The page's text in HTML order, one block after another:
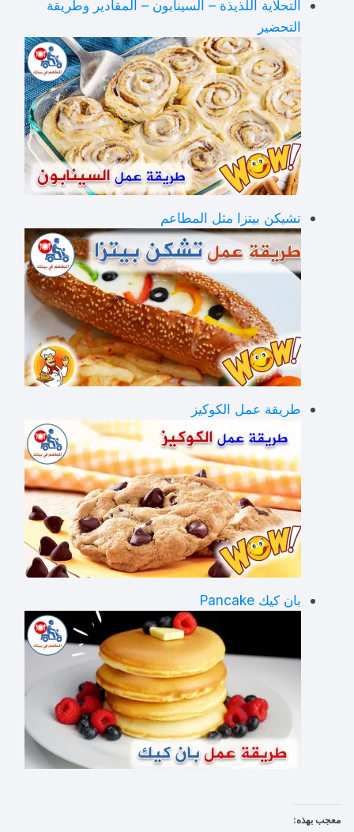
التحلاية اللذيذة – السينابون – المقادير وطريقة
التحضير
تشيكن بيتزا مثل المطاعم
طريقة عمل الكوكيز
بان كيك Pancake
معجب بهذه: